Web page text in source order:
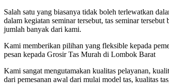
Salah satu yang biasanya tidak boleh terlewatkan
dalam kegiatan seminar tersebut, tas seminar
jumlah banyak dari kami.
Kami memberikan pilihan yang fleksible kepada
pesan kepada Grosir Tas Murah di Lombok Barat
Kami sangat mengutamakan kualitas pelayanan,
dari pemesanan awal dari mulai model tas, kualitas